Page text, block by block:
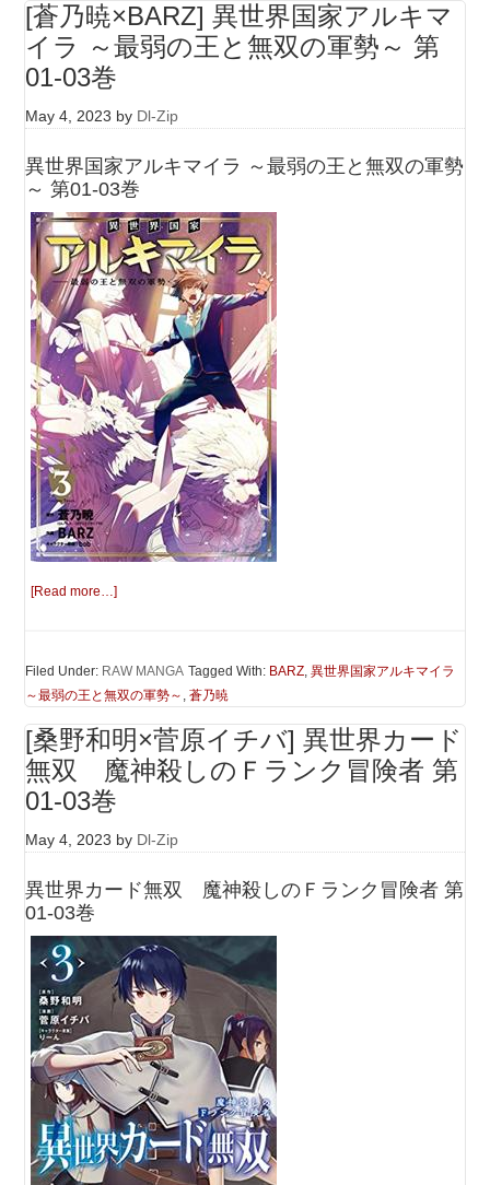
[蒼乃暁×BARZ] 異世界国家アルキマ
イラ ～最弱の王と無双の軍勢～ 第
01-03巻
May 4, 2023 by Dl-Zip
異世界国家アルキマイラ ～最弱の王と無双の軍勢
～ 第01-03巻
[Read more…]
Filed Under: RAW MANGA Tagged With: BARZ,異世界国家アルキマイラ
～最弱の王と無双の軍勢～ ,蒼乃暁
[桑野和明×菅原イチバ] 異世界カード
無双 魔神殺しのＦランク冒険者 第
01-03巻
May 4, 2023 by Dl-Zip
異世界カード無双 魔神殺しのＦランク冒険者 第
01-03巻